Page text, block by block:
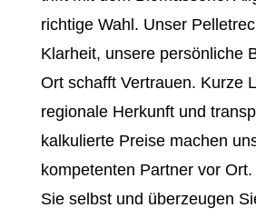
richtige Wahl. Unser
Klarheit, unsere persönliche
Ort schafft Vertrauen. Kurze
regionale Herkunft und
kalkulierte Preise machen
kompetenten Partner vor
Sie selbst und überzeugen